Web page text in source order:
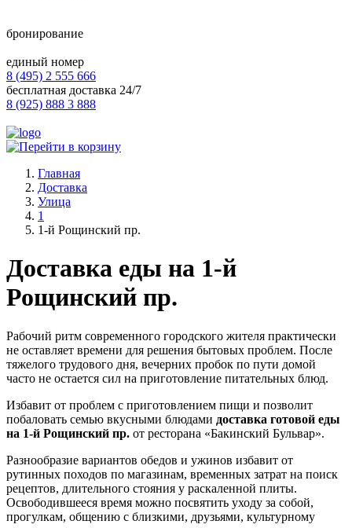
бронирование
единый номер
8 (495) 2 555 666
бесплатная доставка 24/7
8 (925) 888 3 888
Главная
Доставка
Улица
1
1-й Рощинский пр.
Доставка еды на 1-й
Рощинский пр.
Рабочий ритм современного городского жителя практически
не оставляет времени для решения бытовых проблем. После
тяжелого трудового дня, вечерних пробок по пути домой
часто не остается сил на приготовление питательных блюд.
Избавит от проблем с приготовлением пищи и позволит
побаловать семью вкусными блюдами доставка готовой еды
на 1-й Рощинский пр. от ресторана «Бакинский Бульвар».
Разнообразие вариантов обедов и ужинов избавит от
рутинных походов по магазинам, временных затрат на поиск
рецептов, длительного стояния у раскаленной плиты.
Освободившееся время можно посвятить уходу за собой,
прогулкам, общению с близкими, друзьями, культурному